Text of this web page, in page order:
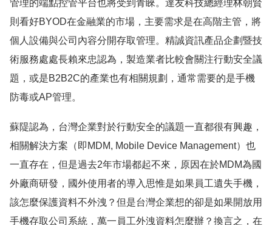
管理的端點控管平台也將受到青睞。達友科技總經理林朝賢
則看好BYOD在金融業的市場，主要需求是在高階主管，將
個人設備與公司內容分開存取管理。精誠資訊產品企劃暨技
術服務處處長賴來忠認為，製造業者比較會關注行動安全議
題，或是B2B2C的產業也有相關規劃，通常需要的是手機
防毒或AP管理。
蘇隄認為，台灣企業對於行動安全的議題一直都很有興趣，
相關解決方案（即MDM, Mobile Device Management）也
一直存在，但是過去2年市場都起不來，原因在於MDM為國
外廠商研發，國外使用者的導入思惟是如果員工遺失手機，
該怎麼保護資料不外洩？但是台灣企業想的卻是如果開放用
手機存取公司系統，萬一員工外洩資料怎麼辦？換言之，在